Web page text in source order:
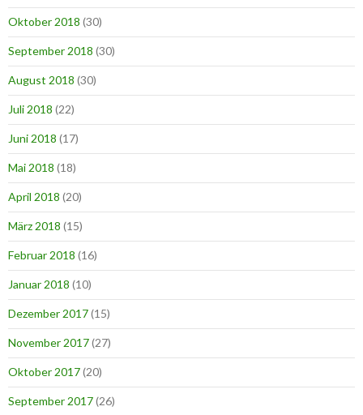
Oktober 2018 (30)
September 2018 (30)
August 2018 (30)
Juli 2018 (22)
Juni 2018 (17)
Mai 2018 (18)
April 2018 (20)
März 2018 (15)
Februar 2018 (16)
Januar 2018 (10)
Dezember 2017(15)
November 2017(27)
Oktober 2017(20)
September 2017(26)